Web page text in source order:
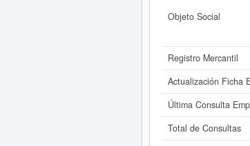
Objeto Social
Registro Mercantil
Actualización Ficha
Última Consulta
Total de Consultas